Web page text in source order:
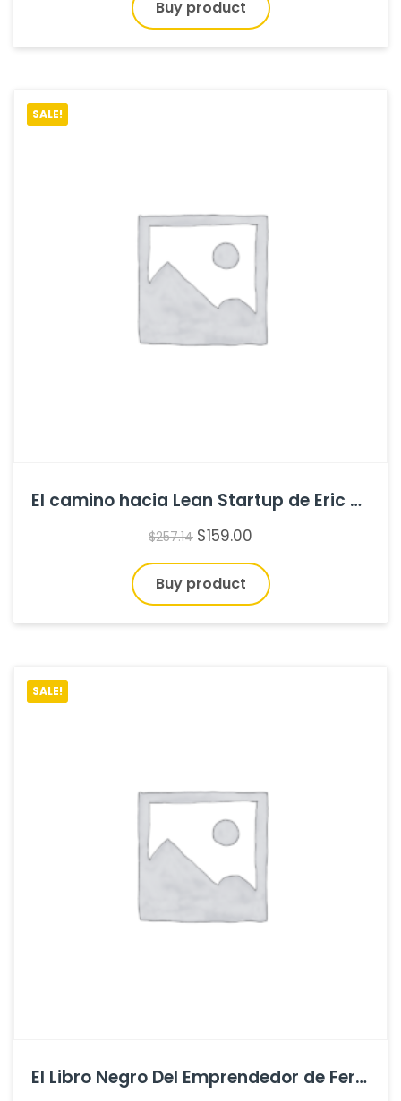
Buy product
SALE!
El camino hacia Lean Startup de Eric Ries
$257.14 $159.00
Buy product
SALE!
El Libro Negro Del Emprendedor de Fernando Trias De Bes